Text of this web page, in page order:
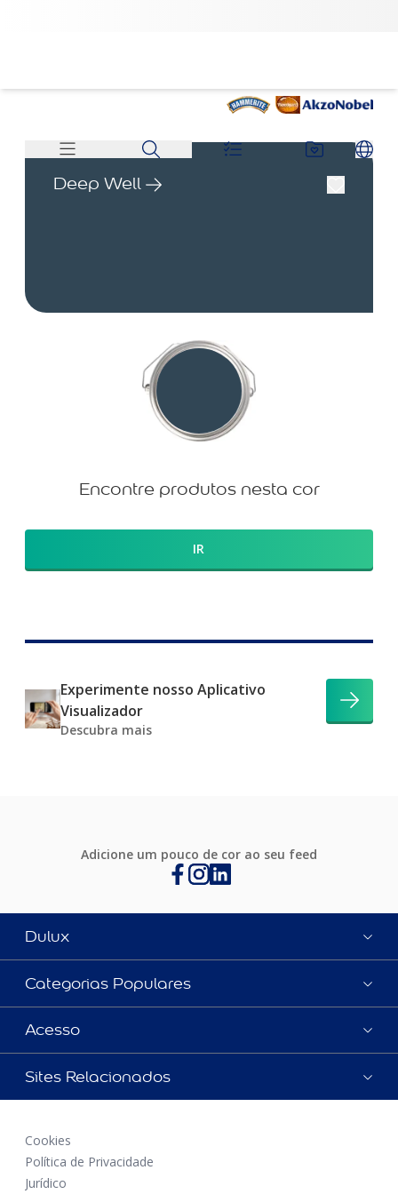
Deep Well
Encontre produtos nesta cor
IR
Experimente nosso Aplicativo
Visualizador
Descubra mais
Adicione um pouco de cor ao seu feed
Dulux
Categorias Populares
Acesso
Sites Relacionados
Cookies
Política de Privacidade
Jurídico